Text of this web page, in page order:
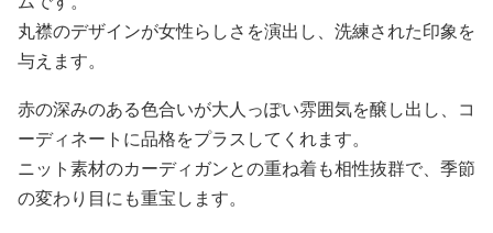
丸襟のデザインが女性らしさを演出し、洗練された印象を
与えます。
赤の深みのある色合いが大人っぽい雰囲気を醸し出し、コ
ーディネートに品格をプラスしてくれます。
ニット素材のカーディガンとの重ね着も相性抜群で、季節
の変わり目にも重宝します。